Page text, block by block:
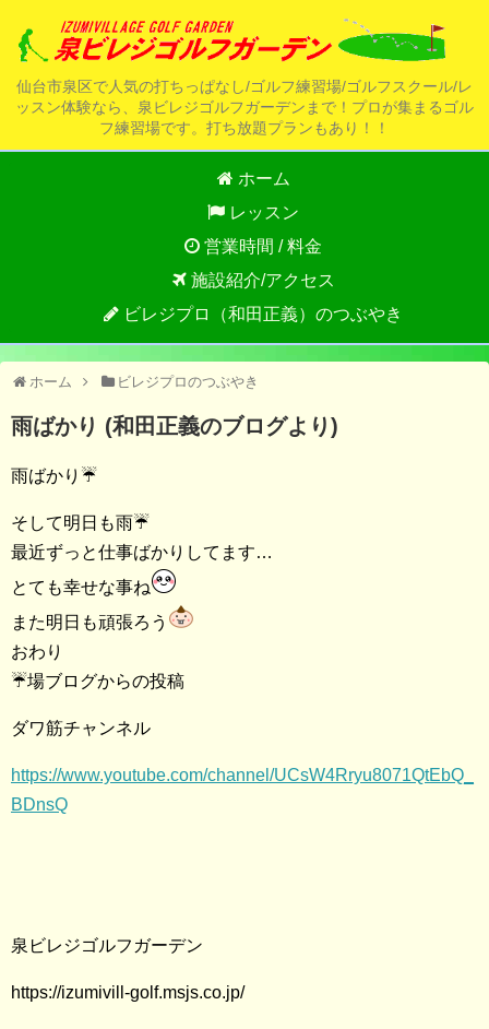
仙台市泉区で人気の打ちっぱなし/ゴルフ練習場/ゴルフスクール/レ
ッスン体験なら、泉ビレジゴルフガーデンまで！プロが集まるゴル
フ練習場です。打ち放題プランもあり！！
ホーム
レッスン
営業時間 / 料金
施設紹介/アクセス
ビレジプロ（和田正義）のつぶやき
ホーム ビレジプロのつぶやき
雨ばかり (和田正義のブログより)
雨ばかり☔️
そして明日も雨☔️
最近ずっと仕事ばかりしてます…
とても幸せな事ね
また明日も頑張ろう
おわり
☔️場ブログからの投稿
ダワ筋チャンネル
https://www.youtube.com/channel/UCsW4Rryu8071QtEbQ_
BDnsQ
泉ビレジゴルフガーデン
https://izumivill-golf.msjs.co.jp/